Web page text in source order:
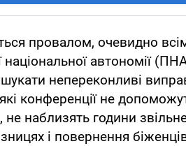
провалом, очевидно
автономії
шукати непереконливі
конференції не
наблизять години
і повернення